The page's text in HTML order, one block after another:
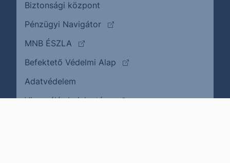
Biztonsági központ
Pénzügyi Navigátor
(külső oldalra ugrik)
MNB ÉSZLA
(külső oldalra ugrik)
Befektető Védelmi Alap
(külső oldalra ugrik)
Adatvédelem
Visszaélés bejelentése(külső oldalra ugrik)